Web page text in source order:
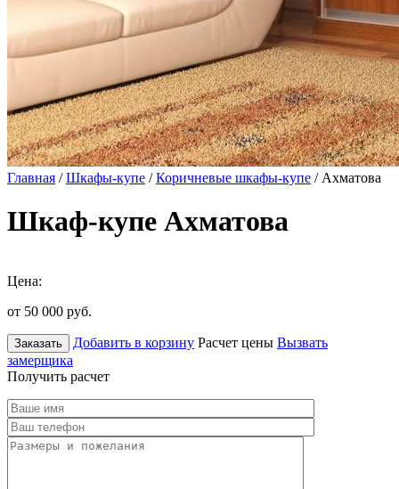
Главная /Шкафы-купе /Коричневые шкафы-купе / Ахматова
Шкаф-купе Ахматова
Цена:
от 50 000 руб.
Заказать Добавить в корзину Расчет цены Вызвать
замерщика
Получить расчет